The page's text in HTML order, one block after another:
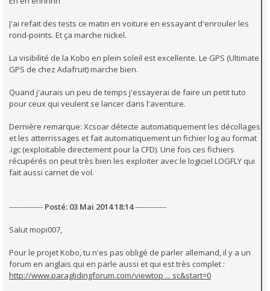
J'ai refait des tests ce matin en voiture en essayant d'enrouler les
rond-points. Et ça marche nickel.
La visibilité de la Kobo en plein soleil est excellente. Le GPS (Ultimate
GPS de chez Adafruit) marche bien.
Quand j'aurais un peu de temps j'essayerai de faire un petit tuto
pour ceux qui veulent se lancer dans l'aventure.
Dernière remarque: Xcsoar détecte automatiquement les décollages
et les atterrissages et fait automatiquement un fichier log au format
.igc (exploitable directement pour la CFD). Une fois ces fichiers
récupérés on peut très bien les exploiter avec le logiciel LOGFLY qui
fait aussi carnet de vol.
-------------- Posté: 03 Mai 2014 18:14-------------
Salut mopi007,
Pour le projet Kobo, tu n'es pas obligé de parler allemand, il y a un
forum en anglais qui en parle aussi et qui est très complet :
http://www.paraglidingforum.com/viewtop ... sc&start=0